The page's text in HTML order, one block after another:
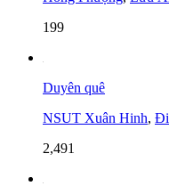
199
Duyên quê
NSUT Xuân Hinh,
2,491